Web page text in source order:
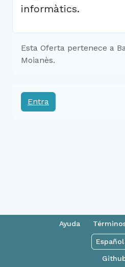
informàtics.
Esta Oferta pertenece a
Moianès.
Entra
Ayuda
Español